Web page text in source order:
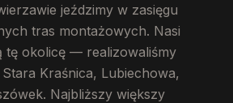
jeździmy w zasięgu
tras montażowych. Nasi
tę okolicę — realizowaliśmy
Kraśnica, Lubiechowa,
Najbliższy większy